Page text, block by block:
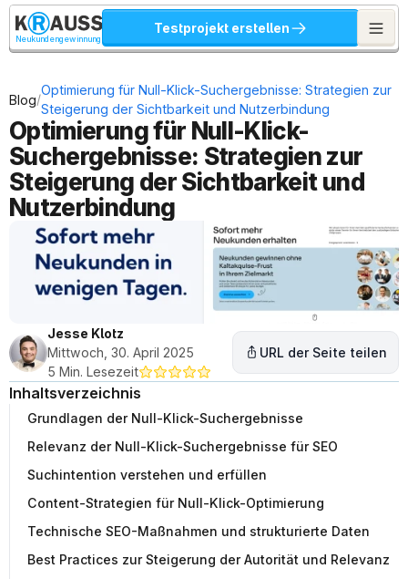
Neukundengewinnung
Testprojekt erstellen
Blog/
Optimierung für Null-Klick-Suchergebnisse: Strategien zur
Steigerung der Sichtbarkeit und Nutzerbindung
Optimierung für Null-Klick-
Suchergebnisse: Strategien zur
Steigerung der Sichtbarkeit und
Nutzerbindung
Jesse Klotz
Mittwoch, 30. April 2025
5 Min. Lesezeit
URL der Seite teilen
Inhaltsverzeichnis
Grundlagen der Null-Klick-Suchergebnisse
Relevanz der Null-Klick-Suchergebnisse für SEO
Suchintention verstehen und erfüllen
Content-Strategien für Null-Klick-Optimierung
Technische SEO-Maßnahmen und strukturierte Daten
Best Practices zur Steigerung der Autorität und Relevanz